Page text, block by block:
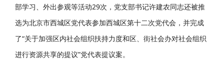
部学习、外出参观等活动29次，党支部书记许建农同志还被推
选为北京市西城区党代表参加西城区第十二次党代会，并完成
了“关于加强区内社会组织扶持力度和区、街社会办对社会组织
进行资源共享的提议”党代表提议案。